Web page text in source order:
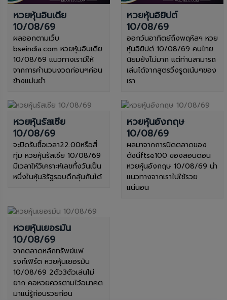
หวยหุ้นอินเดีย
10/08/69
ผลออกตามเว็บ
bseindia.com หวยหุ้นอินเดีย
10/08/69 แนวทางเรามีให้
จากการคำนวนงวดก่อนๆค่อน
ข้างแม่นยำ
หวยหุ้นอิยิปต์
10/08/69
ออกวันอาทิตย์ถึงพฤหัสฯ หวย
หุ้นอิยิปต์ 10/08/69 คนไทย
นิยมยังไม่มาก แต่ท่านสามารถ
เล่นได้จากสูตรวิ่งรูดเน้นๆของ
เรา
หวยหุ้นรัสเซีย
10/08/69
จะปิดรับซื้อเวลา22.00หรือสี่
ทุ่ม หวยหุ้นรัสเซีย 10/08/69
มีเวลาให้วิเคราะห์เลขทั้งวันเป็น
หนึ่งในหุ้น3รัฐรอบดึกลุ้นกันได้
หวยหุ้นอังกฤษ
10/08/69
ผลมาจากการปิดตลาดของ
ดัชนีftse100 ของลอนดอน
หวยหุ้นอังกฤษ 10/08/69 นำ
แนวทางจากเราไปใช้รวย
แน่นอน
หวยหุ้นเยอรมัน
10/08/69
จากตลาดหลักทรัพย์แฟ
รงก์เฟิร์ต หวยหุ้นเยอรมัน
10/08/69 2ตัว3ตัวเล่นไม่
ยาก คอหวยควรตามไว้อนาคต
มาแน่รู้ก่อนรวยก่อน